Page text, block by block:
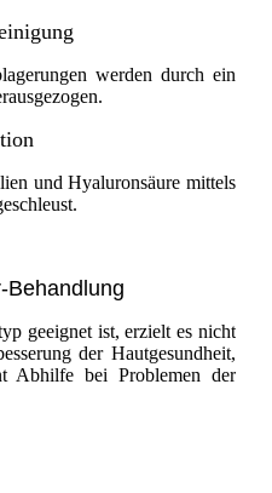
werden durch ein
und Hyaluronsäure mittels
Behandlung
geeignet ist, erzielt es nicht
der Hautgesundheit,
Abhilfe bei Problemen der